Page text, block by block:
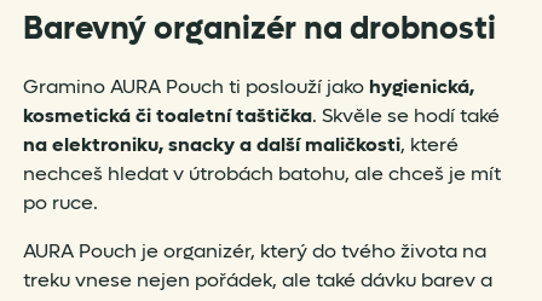
Barevný organizér na drobnosti
Gramino AURA Pouch ti poslouží jako hygienická,
kosmetická či toaletní taštička. Skvěle se hodí také
na elektroniku, snacky a další maličkosti, které
nechceš hledat v útrobách batohu, ale chceš je mít
po ruce.
AURA Pouch je organizér, který do tvého života na
treku vnese nejen pořádek, ale také dávku barev a